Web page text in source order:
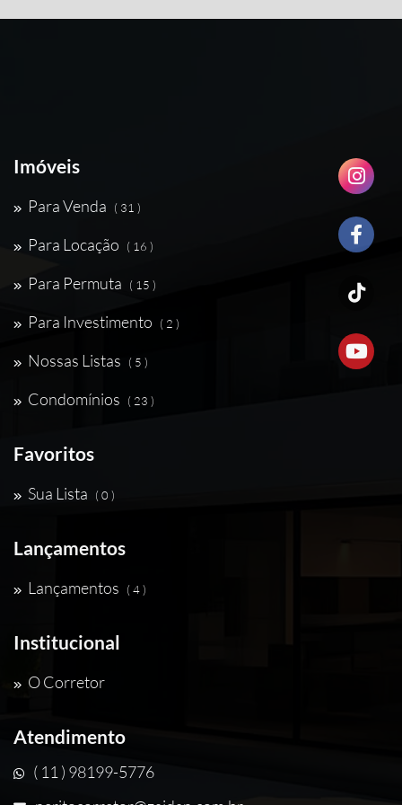
Imóveis
Para Venda ( 31 )
Para Locação ( 16 )
Para Permuta ( 15 )
Para Investimento ( 2 )
Nossas Listas ( 5 )
Condomínios ( 23 )
Favoritos
Sua Lista ( 0 )
Lançamentos
Lançamentos ( 4 )
Institucional
O Corretor
Atendimento
( 11 ) 98199-5776